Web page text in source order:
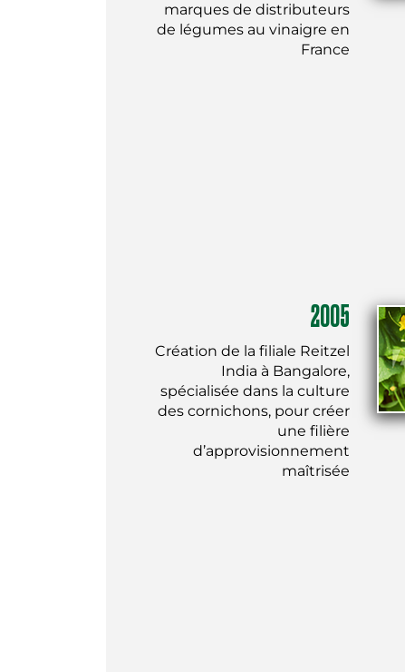
marques de distributeurs
de légumes au vinaigre en
France
2005
Création de la filiale Reitzel
India à Bangalore,
spécialisée dans la culture
des cornichons, pour créer
une filière
d’approvisionnement
maîtrisée